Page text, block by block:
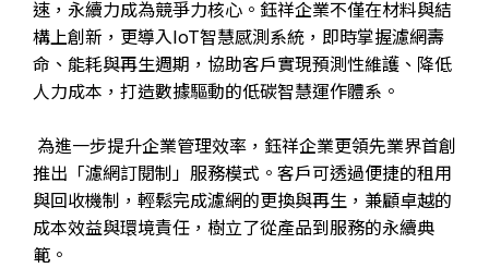
速，永續力成為競爭力核心。鈺祥企業不僅在材料與結
構上創新，更導入IoT智慧感測系統，即時掌握濾網壽
命、能耗與再生週期，協助客戶實現預測性維護、降低
人力成本，打造數據驅動的低碳智慧運作體系。
為進一步提升企業管理效率，鈺祥企業更領先業界首創
推出「濾網訂閱制」服務模式。客戶可透過便捷的租用
與回收機制，輕鬆完成濾網的更換與再生，兼顧卓越的
成本效益與環境責任，樹立了從產品到服務的永續典
範。